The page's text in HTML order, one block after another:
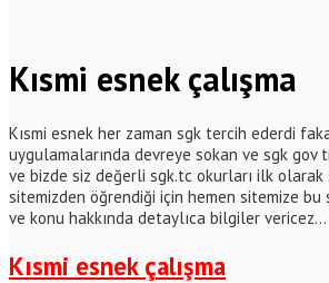
Kısmi esnek çalışma
Kısmi esnek her zaman sgk tercih ederdi
uygulamalarında devreye sokan ve sgk gov
ve bizde siz değerli sgk.tc okurları ilk olarak
sitemizden öğrendiği için hemen sitemize bu
ve konu hakkında detaylıca bilgiler vericez…
Kısmi esnek çalışma